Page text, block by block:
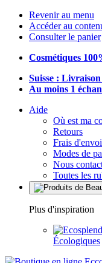
Revenir au menu
Accéder au
Consulter le panier
Cosmétiques
Suisse :
Au moins 1
Aide
Où est ma
Retours
Frais d'envoi
Modes de
Nous
Toutes les
Plus d'inspiration
Écologiques